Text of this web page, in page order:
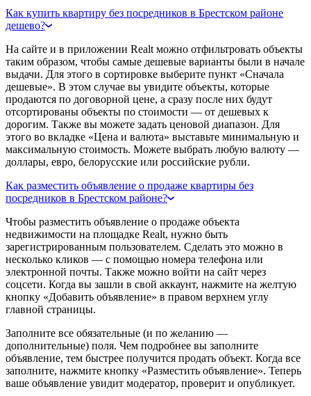
Как купить квартиру без посредников в Брестском районе
дешево?
На сайте и в приложении Realt можно отфильтровать объекты
таким образом, чтобы самые дешевые варианты были в начале
выдачи. Для этого в сортировке выберите пункт «Сначала
дешевые». В этом случае вы увидите объекты, которые
продаются по договорной цене, а сразу после них будут
отсортированы объекты по стоимости — от дешевых к
дорогим. Также вы можете задать ценовой диапазон. Для
этого во вкладке «Цена и валюта» выставьте минимальную и
максимальную стоимость. Можете выбрать любую валюту —
доллары, евро, белорусские или российские рубли.
Как разместить объявление о продаже квартиры без
посредников в Брестском районе?
Чтобы разместить объявление о продаже объекта
недвижимости на площадке Realt, нужно быть
зарегистрированным пользователем. Сделать это можно в
несколько кликов — с помощью номера телефона или
электронной почты. Также можно войти на сайт через
соцсети. Когда вы зашли в свой аккаунт, нажмите на желтую
кнопку «Добавить объявление» в правом верхнем углу
главной страницы.
Заполните все обязательные (и по желанию —
дополнительные) поля. Чем подробнее вы заполните
объявление, тем быстрее получится продать объект. Когда все
заполните, нажмите кнопку «Разместить объявление». Теперь
ваше объявление увидит модератор, проверит и опубликует.